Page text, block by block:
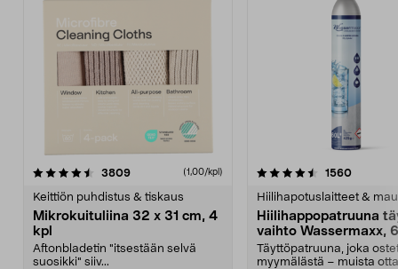
3809arvostelut (1,00/kpl)
Keittiön puhdistus & tiskaus
Mikrokuituliina 32 x 31 cm, 4
kpl
Aftonbladetin "itsestään selvä
suosikki" siiv...
4.5viidestä
1560
Hiilihapotuslaitteet &
Hiilihappopatruuna
vaihto Wassermaxx,
Täyttöpatruuna, joka
myymälästä – muista
4.5viidestä